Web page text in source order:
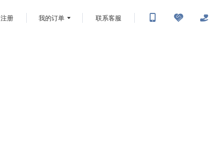
注册 我的订单 联系客服